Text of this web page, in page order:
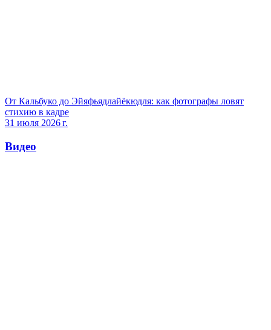
От Кальбуко до Эйяфьядлайёкюдля: как фотографы ловят
стихию в кадре
31 июля 2026 г.
Видео